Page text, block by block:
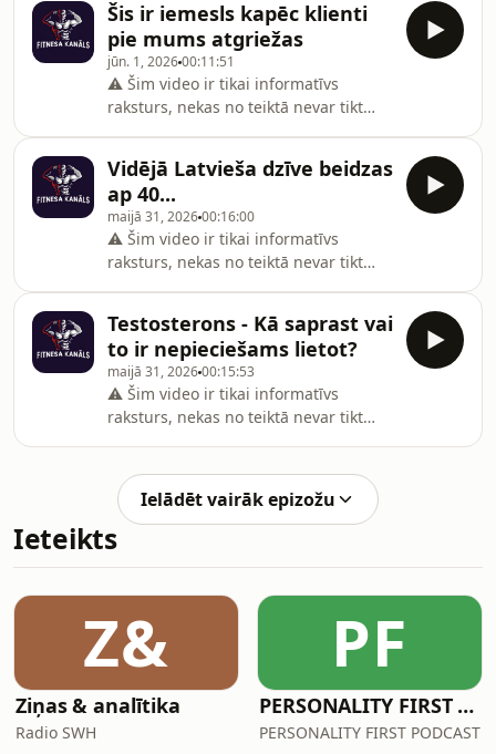
pilnvērtīgu un sabalansētu uzturu.
Šis ir iemesls kapēc klienti
pie mums atgriežas
jūn. 1, 202600:11:51
⚠️ Šim video ir tikai informatīvs
raksturs, nekas no teiktā nevar tikt
pilnvērtīgu un sabalansētu uzturu.
Vidējā Latvieša dzīve beidzas
ap 40...
maijā 31, 202600:16:00
⚠️ Šim video ir tikai informatīvs
raksturs, nekas no teiktā nevar tikt
pilnvērtīgu un sabalansētu uzturu.
Testosterons - Kā saprast vai
to ir nepieciešams lietot?
maijā 31, 202600:15:53
⚠️ Šim video ir tikai informatīvs
raksturs, nekas no teiktā nevar tikt
pilnvērtīgu un sabalansētu uzturu.
Ielādēt vairāk epizožu
Ieteikts
Z&
Ziņas & analītika
Radio SWH
PF
PERSONALITY FIRST PODCAST
PERSONALITY FIRST PODCAST